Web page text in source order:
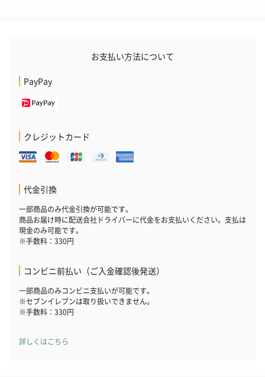
お支払い方法について
PayPay
クレジットカード
代金引換
一部商品のみ代金引換が可能です。
商品お届け時に配送会社ドライバーに代金をお支払いください。支払は
現金のみ可能です。
※手数料：330円
コンビニ前払い（ご入金確認後発送）
一部商品のみコンビニ支払いが可能です。
※セブンイレブンは取り扱いできません。
※手数料：330円
詳しくはこちら